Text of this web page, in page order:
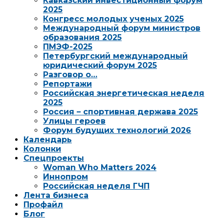
2025
Конгресс молодых ученых 2025
Международный форум министров
образования 2025
ПМЭФ-2025
Петербургский международный
юридический форум 2025
Разговор о…
Репортажи
Российская энергетическая неделя
2025
Россия – спортивная держава 2025
Улицы героев
Форум будущих технологий 2026
Календарь
Колонки
Спецпроекты
Woman Who Matters 2024
Иннопром
Российская неделя ГЧП
Лента бизнеса
Профайл
Блог